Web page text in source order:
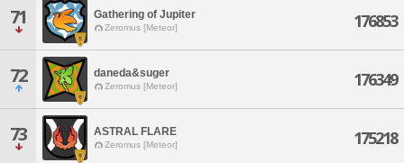
71 Gathering of Jupiter
Zeromus [Meteor] 176853
72 daneda&suger
Zeromus [Meteor] 176349
73 ASTRAL FLARE
Zeromus [Meteor] 175218